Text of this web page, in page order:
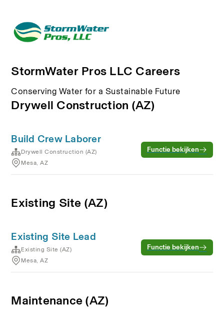
StormWater Pros LLC Careers
Conserving Water for a Sustainable Future
Drywell Construction (AZ)
Build Crew Laborer
Drywell Construction (AZ)
Mesa, AZ
Functie bekijken
Existing Site (AZ)
Existing Site Lead
Existing Site (AZ)
Mesa, AZ
Functie bekijken
Maintenance (AZ)